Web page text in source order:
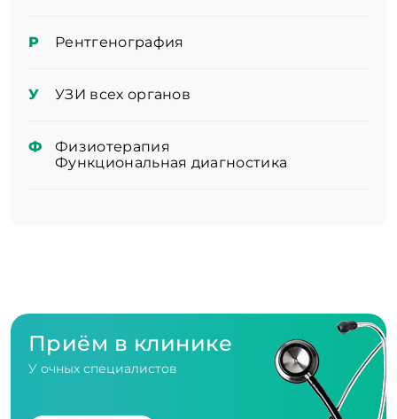
Р Рентгенография
У УЗИ всех органов
Ф
Физиотерапия
Функциональная диагностика
Приём в клинике
У очных специалистов